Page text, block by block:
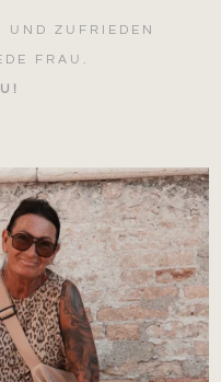
UND ZUFRIEDEN
FRAU.